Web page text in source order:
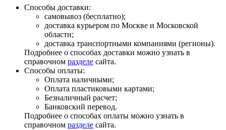
Способы доставки:
самовывоз (бесплатно);
доставка курьером по Москве и Московской
области;
доставка транспортными компаниями (регионы).
Подробнее о способах доставки можно узнать в
справочном разделе сайта.
Способы оплаты:
Оплата наличными;
Оплата пластиковыми картами;
Безналичный расчет;
Банковский перевод.
Подробнее о способах оплаты можно узнать в
справочном разделе сайта.